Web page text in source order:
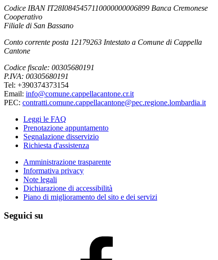
Codice IBAN IT28I0845457110000000006899 Banca Cremonese
Cooperativo
Filiale di San Bassano
Conto corrente posta 12179263 Intestato a Comune di Cappella
Cantone
Codice fiscale: 00305680191
P.IVA: 00305680191
Tel: +390374373154
Email: info@comune.cappellacantone.cr.it
PEC: contratti.comune.cappellacantone@pec.regione.lombardia.it
Leggi le FAQ
Prenotazione appuntamento
Segnalazione disservizio
Richiesta d'assistenza
Amministrazione trasparente
Informativa privacy
Note legali
Dichiarazione di accessibilità
Piano di miglioramento del sito e dei servizi
Seguici su